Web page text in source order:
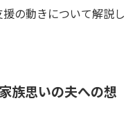
の動きについて解説し
族思いの夫への想